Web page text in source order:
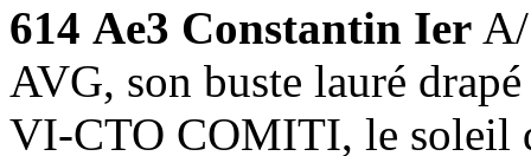
614 Ae3 Constantin Ier
AVG, son buste lauré
VI-CTO COMITI, le soleil